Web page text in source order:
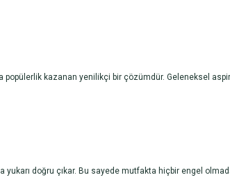
kazanan yenilikçi bir çözümdür. Geleneksel
doğru çıkar. Bu sayede mutfakta hiçbir engel